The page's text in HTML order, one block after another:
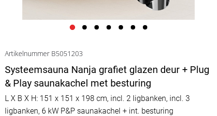
Artikelnummer B5051203
Systeemsauna Nanja grafiet glazen deur + Plug
& Play saunakachel met besturing
L X B X H: 151 x 151 x 198 cm, incl. 2 ligbanken, incl. 3
ligbanken, 6 kW P&P saunakachel + int. besturing